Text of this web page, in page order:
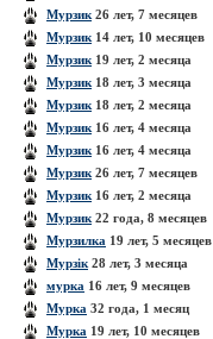
Мурзик 26 лет, 7 месяцев
Мурзик 14 лет, 10 месяцев
Мурзик 19 лет, 2 месяца
Мурзик 18 лет, 3 месяца
Мурзик 18 лет, 2 месяца
Мурзик 16 лет, 4 месяца
Мурзик 16 лет, 4 месяца
Мурзик 26 лет, 7 месяцев
Мурзик 16 лет, 2 месяца
Мурзик 22 года, 8 месяцев
Мурзилка 19 лет, 5 месяцев
Мурзік 28 лет, 3 месяца
мурка 16 лет, 9 месяцев
Мурка 32 года, 1 месяц
Мурка 19 лет, 10 месяцев